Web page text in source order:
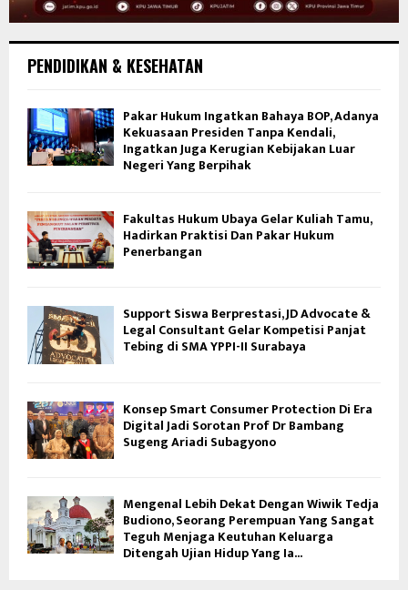
PENDIDIKAN & KESEHATAN
Pakar Hukum Ingatkan Bahaya BOP, Adanya
Kekuasaan Presiden Tanpa Kendali,
Ingatkan Juga Kerugian Kebijakan Luar
Negeri Yang Berpihak
Fakultas Hukum Ubaya Gelar Kuliah Tamu,
Hadirkan Praktisi Dan Pakar Hukum
Penerbangan
Support Siswa Berprestasi, JD Advocate &
Legal Consultant Gelar Kompetisi Panjat
Tebing di SMA YPPI-II Surabaya
Konsep Smart Consumer Protection Di Era
Digital Jadi Sorotan Prof Dr Bambang
Sugeng Ariadi Subagyono
Mengenal Lebih Dekat Dengan Wiwik Tedja
Budiono, Seorang Perempuan Yang Sangat
Teguh Menjaga Keutuhan Keluarga
Ditengah Ujian Hidup Yang Ia...